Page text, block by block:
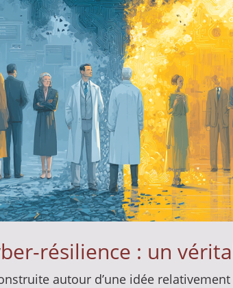
résilience : un
autour d’une idée